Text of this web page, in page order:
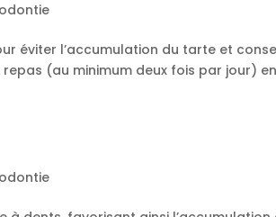
éviter l’accumulation du tarte et
(au minimum deux fois par jour)